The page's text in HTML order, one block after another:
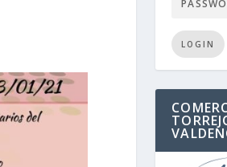
LOGIN